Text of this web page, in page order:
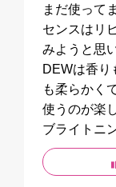
まだ使って
センスはリ
みようと思
DEWは香り
も柔らかく
使うのが楽
ブライトニ